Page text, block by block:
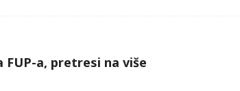
FUP-a, pretresi na više